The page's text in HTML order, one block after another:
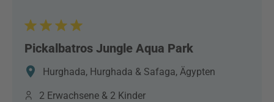
Pickalbatros Jungle Aqua Park
Hurghada, Hurghada & Safaga, Ägypten
2 Erwachsene & 2 Kinder